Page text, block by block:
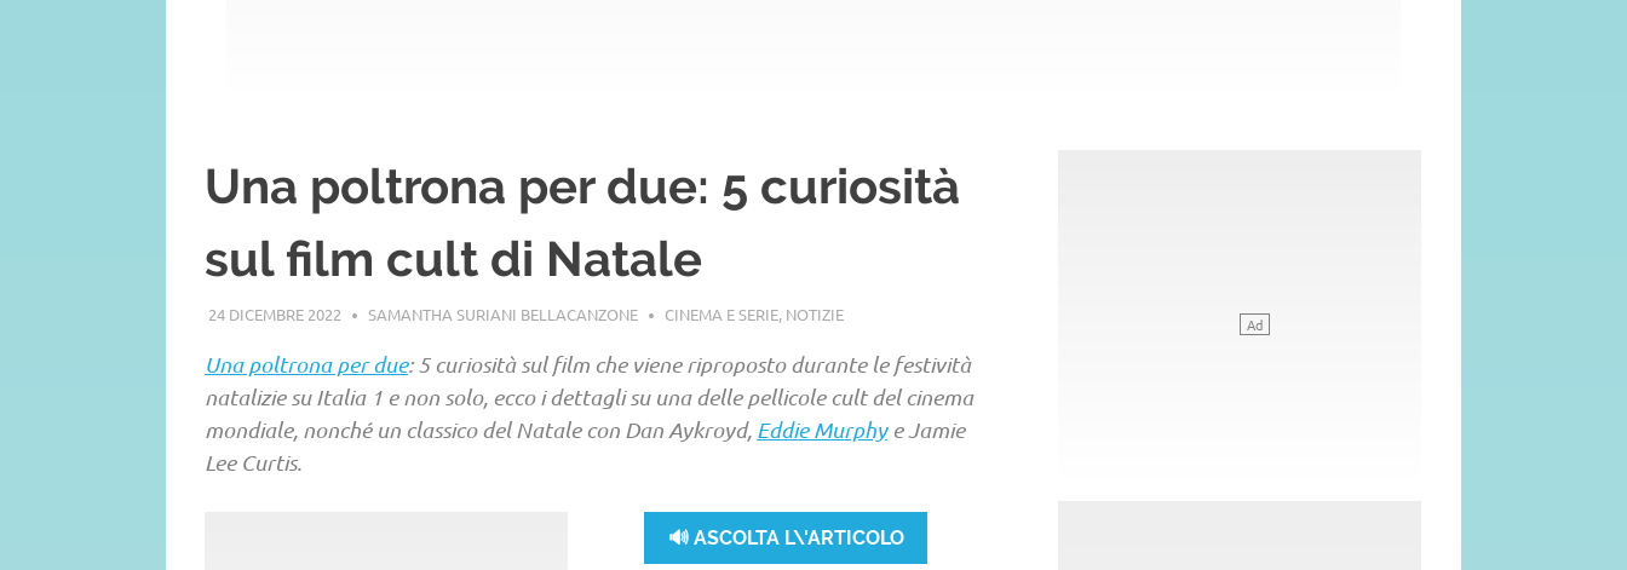
Una poltrona per due: 5 curiosità
sul film cult di Natale
24 DICEMBRE 2022 SAMANTHA SURIANI BELLACANZONE CINEMA E SERIE, NOTIZIE
Una poltrona per due: 5 curiosità sul film che viene riproposto durante le festività
natalizie su Italia 1 e non solo, ecco i dettagli su una delle pellicole cult del cinema
mondiale, nonché un classico del Natale con Dan Aykroyd, Eddie Murphye Jamie
Lee Curtis.
🔊 ASCOLTA L\'ARTICOLO